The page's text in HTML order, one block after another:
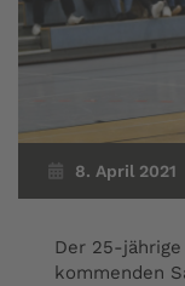
8. April 2021
Der 25-
kommenden